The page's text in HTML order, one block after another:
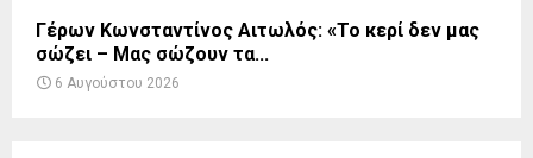
Γέρων Κωνσταντίνος Αιτωλός: «Το κερί δεν μας
σώζει – Μας σώζουν τα...
6 Αυγούστου 2026